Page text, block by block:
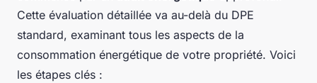
Cette évaluation détaillée va au-delà du DPE
standard, examinant tous les aspects de la
consommation énergétique de votre propriété. Voici
les étapes clés :